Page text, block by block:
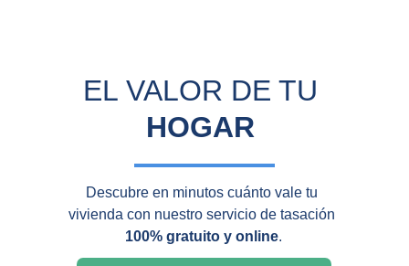
EL VALOR DE TU
HOGAR
Descubre en minutos cuánto vale tu
vivienda con nuestro servicio de tasación
100% gratuito y online.